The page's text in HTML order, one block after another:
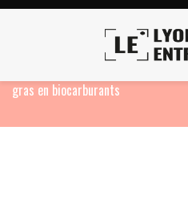
La startup
gras en biocarburants